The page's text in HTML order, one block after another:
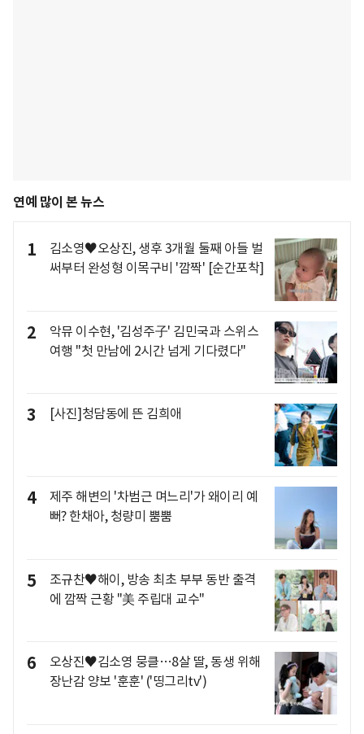
연예 많이 본 뉴스
1
김소영♥오상진, 생후 3개월 둘째 아들 벌
써부터 완성형 이목구비 '깜짝' [순간포착]
2
악뮤 이수현, '김성주子' 김민국과 스위스
여행 "첫 만남에 2시간 넘게 기다렸다"
3 [사진]청담동에 뜬 김희애
4
제주 해변의 '차범근 며느리'가 왜이리 예
뻐? 한채아, 청량미 뿜뿜
5
조규찬♥해이, 방송 최초 부부 동반 출격
에 깜짝 근황 "美 주립대 교수"
6
오상진♥김소영 뭉클…8살 딸, 동생 위해
장난감 양보 '훈훈' ('띵그리tv')